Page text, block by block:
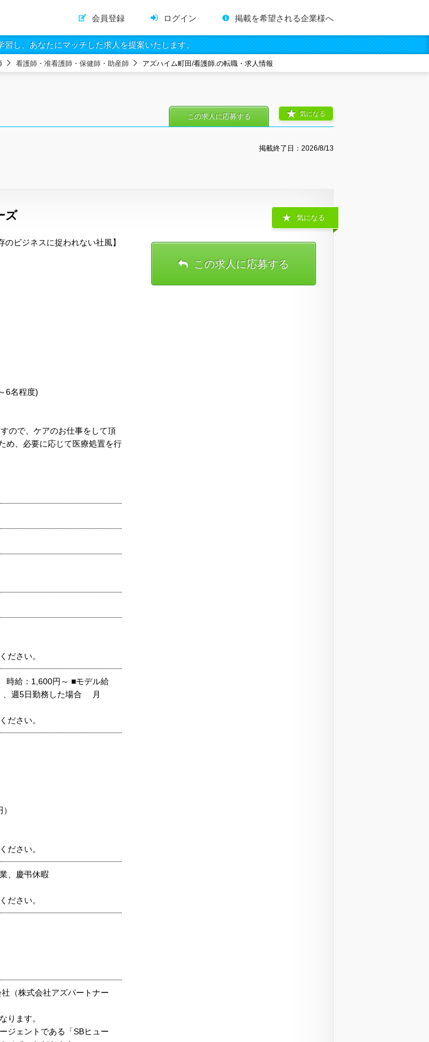
会員登録 ログイン 掲載を希望される企業様へ
し、あなたにマッチした求人を提案いたします。
看護師・准看護師・保健師・助産師 アズハイム町田/看護師.の転職・求人情報
掲載終了日： 2026/8/13
気になる
この求人に応募する
ズ
ビジネスに捉われない社風】
6名程度)
ので、ケアのお仕事をして頂
め、必要に応じて医療処置を行
ださい。
給：1,600円～ ■モデル給
、週5日勤務した場合 月
ださい。
ださい。
、慶弔休暇
ださい。
（株式会社アズパートナー
ります。
ジェントである「SBヒュー
気になる
この求人に応募する